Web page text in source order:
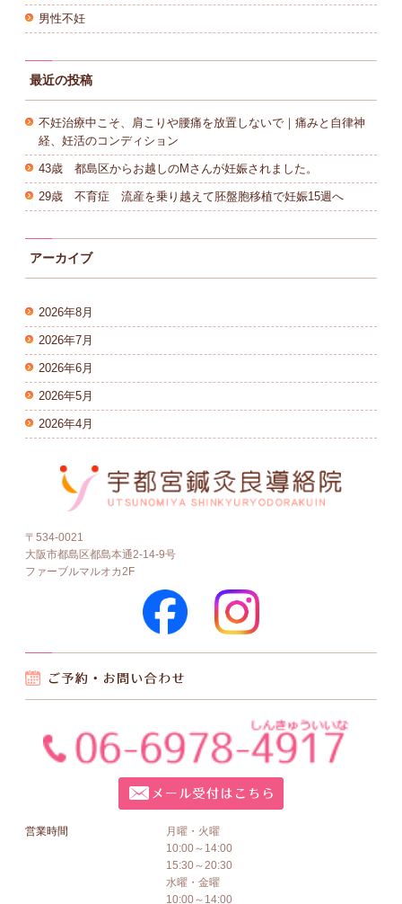
男性不妊
最近の投稿
不妊治療中こそ、肩こりや腰痛を放置しないで｜痛みと自律神
経、妊活のコンディション
43歳 都島区からお越しのMさんが妊娠されました。
29歳 不育症 流産を乗り越えて胚盤胞移植で妊娠15週へ
アーカイブ
2026年8月
2026年7月
2026年6月
2026年5月
2026年4月
〒534-0021
大阪市都島区都島本通2-14-9号
ファーブルマルオカ2F
営業時間
月曜・火曜
10:00～14:00
15:30～20:30
水曜・金曜
10:00～14:00